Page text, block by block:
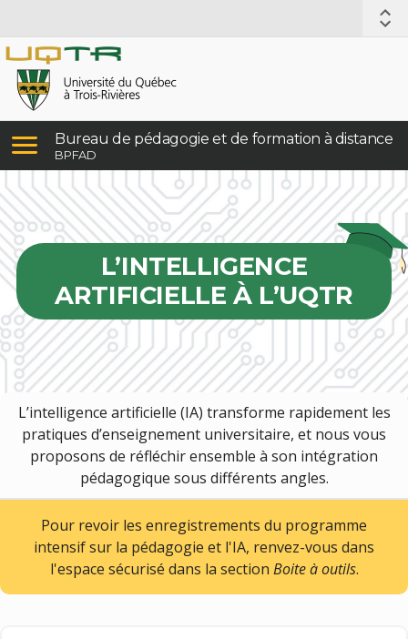
Bureau de pédagogie et de formation à distance
BPFAD
L’INTELLIGENCE
ARTIFICIELLE À L’UQTR
L’intelligence artificielle (IA) transforme rapidement les
pratiques d’enseignement universitaire, et nous vous
proposons de réfléchir ensemble à son intégration
pédagogique sous différents angles.
Pour revoir les enregistrements du programme
intensif sur la pédagogie et l'IA, renvez-vous dans
l'espace sécurisé dans la section Boite à outils.